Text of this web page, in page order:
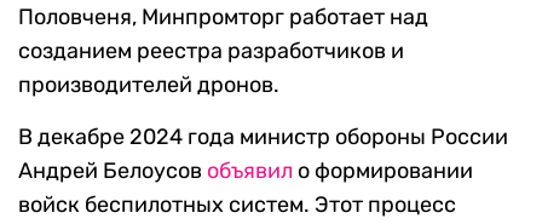
Половченя, Минпромторг работает над
созданием реестра разработчиков и
производителей дронов.
В декабре 2024 года министр обороны России
Андрей Белоусов объявил о формировании
войск беспилотных систем. Этот процесс